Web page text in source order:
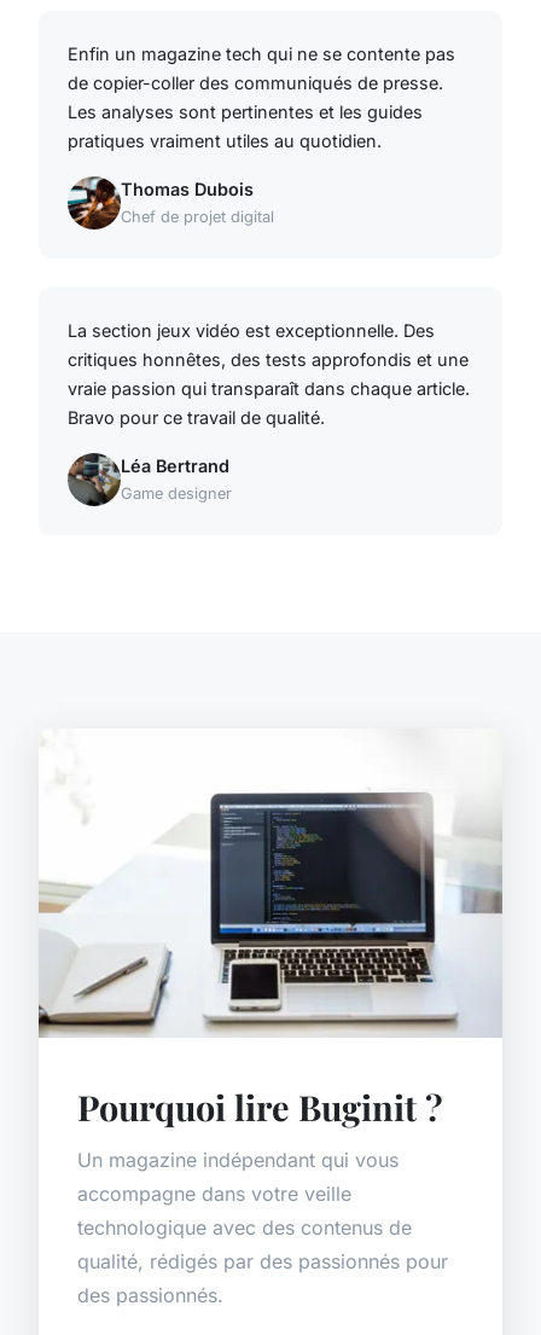
Enfin un magazine tech qui ne se contente pas
de copier-coller des communiqués de presse.
Les analyses sont pertinentes et les guides
pratiques vraiment utiles au quotidien.
Thomas Dubois
Chef de projet digital
La section jeux vidéo est exceptionnelle. Des
critiques honnêtes, des tests approfondis et une
vraie passion qui transparaît dans chaque article.
Bravo pour ce travail de qualité.
Léa Bertrand
Game designer
Pourquoi lire Buginit ?
Un magazine indépendant qui vous
accompagne dans votre veille
technologique avec des contenus de
qualité, rédigés par des passionnés pour
des passionnés.